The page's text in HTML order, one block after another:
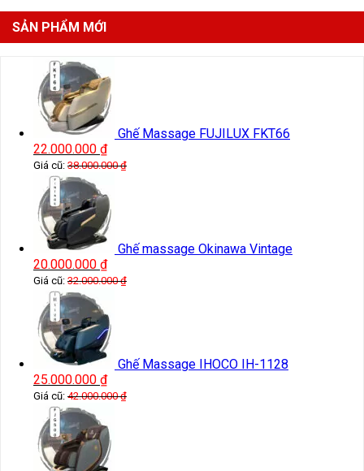
SẢN PHẨM MỚI
Ghế Massage FUJILUX FKT66
22.000.000 ₫
Giá cũ: 38.000.000₫
Ghế massage Okinawa Vintage
20.000.000 ₫
Giá cũ: 32.000.000₫
Ghế Massage IHOCO IH-1128
25.000.000 ₫
Giá cũ: 42.000.000₫